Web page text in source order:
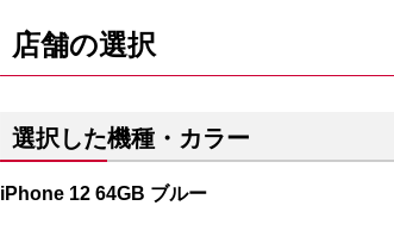
店舗の選択
選択した機種・カラー
iPhone 12 64GB ブルー